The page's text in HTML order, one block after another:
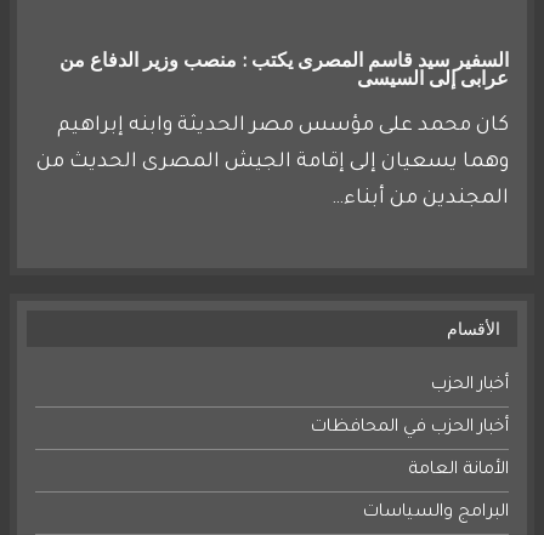
السفير سيد قاسم المصرى يكتب : منصب وزير الدفاع من
عرابى إلى السيسى
كان محمد على مؤسس مصر الحديثة وابنه إبراهيم
وهما يسعيان إلى إقامة الجيش المصرى الحديث من
المجندين من أبناء…
الأقسام
أخبار الحزب
أخبار الحزب في المحافظات
الأمانة العامة
البرامج والسياسات